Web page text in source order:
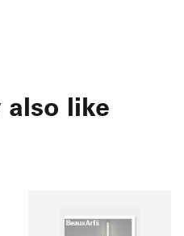
also like